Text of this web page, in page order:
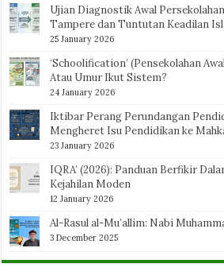
Ujian Diagnostik Awal
Tampere dan Tuntutan Keadilan
25 January 2026
‘Schoolification’ (Pensekolahan
Atau Umur Ikut Sistem?
24 January 2026
Iktibar Perang Perundangan
Mengheret Isu Pendidikan ke
23 January 2026
IQRA’ (2026): Panduan Berfikir
Kejahilan Moden
12 January 2026
3 December 2025